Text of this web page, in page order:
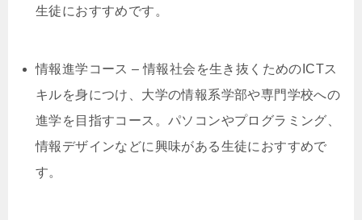
生徒におすすめです。
情報進学コース – 情報社会を生き抜くためのICTス
キルを身につけ、大学の情報系学部や専門学校への
進学を目指すコース。パソコンやプログラミング、
情報デザインなどに興味がある生徒におすすめで
す。